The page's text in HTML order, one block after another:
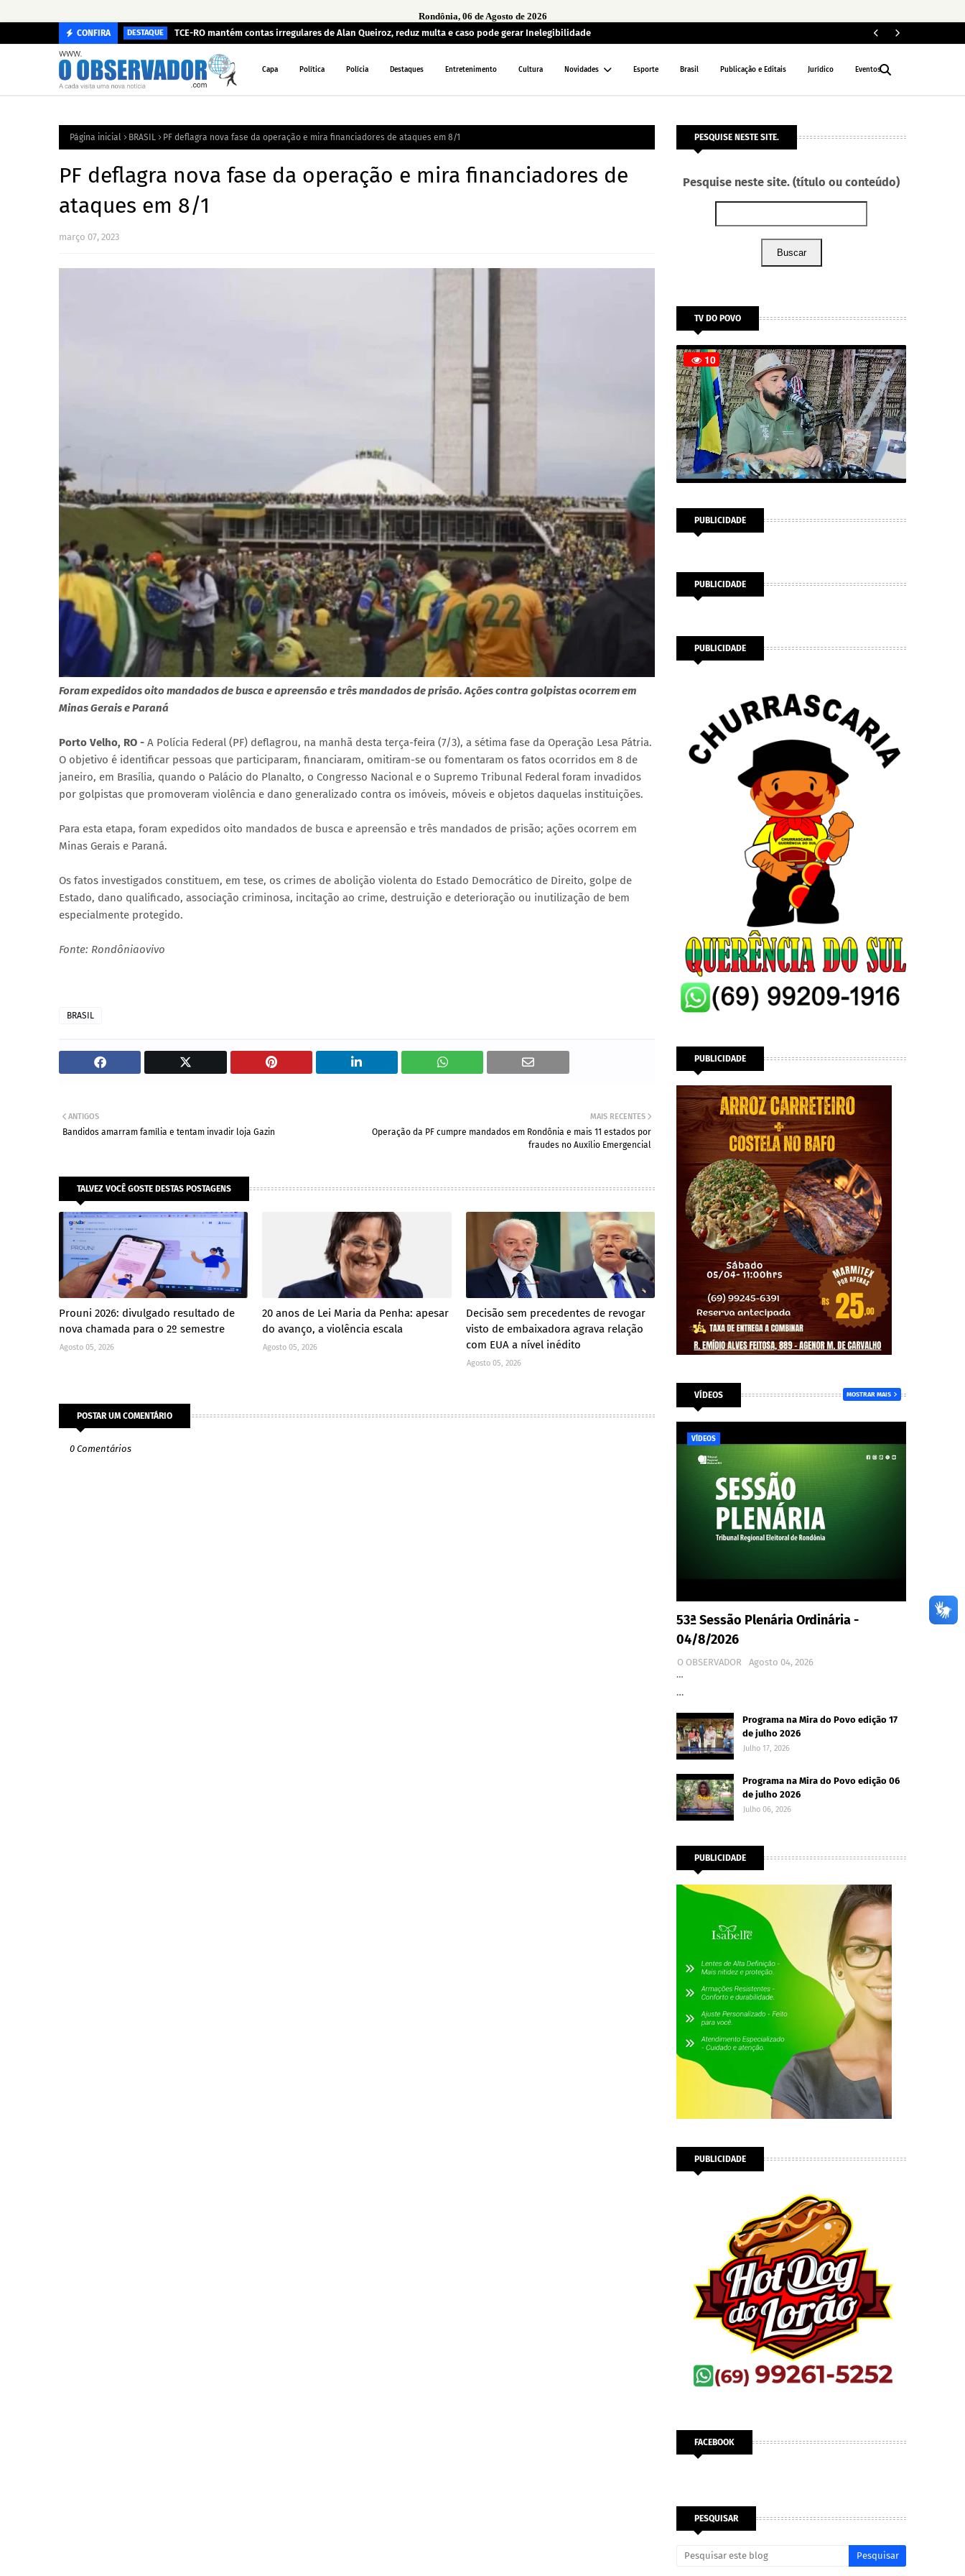
Rondônia, 06 de Agosto de 2026
CONFIRA DESTAQUE TCE-RO mantém contas irregulares de Alan Queiroz, reduz multa e caso pode gerar Inelegibilidade
Capa Política Polícia Destaques Entretenimento Cultura Novidades Esporte Brasil Publicação e Editais Jurídico Eventos
Página inicial BRASIL PF deflagra nova fase da operação e mira financiadores de ataques em 8/1
PF deflagra nova fase da operação e mira financiadores de
ataques em 8/1
março 07, 2023
Foram expedidos oito mandados de busca e apreensão e três mandados de prisão. Ações contra golpistas ocorrem em
Minas Gerais e Paraná
Porto Velho, RO - A Polícia Federal (PF) deflagrou, na manhã desta terça-feira (7/3), a sétima fase da Operação Lesa Pátria.
O objetivo é identificar pessoas que participaram, financiaram, omitiram-se ou fomentaram os fatos ocorridos em 8 de
janeiro, em Brasília, quando o Palácio do Planalto, o Congresso Nacional e o Supremo Tribunal Federal foram invadidos
por golpistas que promoveram violência e dano generalizado contra os imóveis, móveis e objetos daquelas instituições.
Para esta etapa, foram expedidos oito mandados de busca e apreensão e três mandados de prisão; ações ocorrem em
Minas Gerais e Paraná.
Os fatos investigados constituem, em tese, os crimes de abolição violenta do Estado Democrático de Direito, golpe de
Estado, dano qualificado, associação criminosa, incitação ao crime, destruição e deterioração ou inutilização de bem
especialmente protegido.
Fonte: Rondôniaovivo
BRASIL
MAIS RECENTES
Operação da PF cumpre mandados em Rondônia e mais 11 estados por
fraudes no Auxílio Emergencial
ANTIGOS
Bandidos amarram família e tentam invadir loja Gazin
TALVEZ VOCÊ GOSTE DESTAS POSTAGENS
Prouni 2026: divulgado resultado de
nova chamada para o 2º semestre
Agosto 05, 2026
20 anos de Lei Maria da Penha: apesar
do avanço, a violência escala
Agosto 05, 2026
Decisão sem precedentes de revogar
visto de embaixadora agrava relação
com EUA a nível inédito
Agosto 05, 2026
POSTAR UM COMENTÁRIO
0 Comentários
PESQUISE NESTE SITE.
Pesquise neste site. (título ou conteúdo)
Buscar
TV DO POVO
PUBLICIDADE
PUBLICIDADE
PUBLICIDADE
PUBLICIDADE
VÍDEOS MOSTRAR MAIS
VÍDEOS
53ª Sessão Plenária Ordinária -
04/8/2026
O OBSERVADOR
Agosto 04, 2026
…
…
Programa na Mira do Povo edição 17
de julho 2026
Julho 17, 2026
Programa na Mira do Povo edição 06
de julho 2026
Julho 06, 2026
PUBLICIDADE
PUBLICIDADE
FACEBOOK
PESQUISAR